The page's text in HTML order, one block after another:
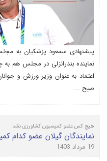
پیشنهادی مسعود پزشکیان به
نماینده بندرانزلی در مجلس هم
اعتماد به عنوان وزیر ورزش و
صبح ...
هیچ کس عضو کمیسیون کشاورزی نشد
نمایندگان گیلان عضو
19 مرداد 1403